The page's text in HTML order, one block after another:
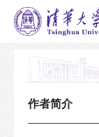
作者简介